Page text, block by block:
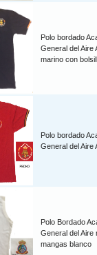
Polo bordado
General del Aire
marino con bolsill
Polo bordado
General del Aire
Polo Bordado
General del Aire
mangas blanco